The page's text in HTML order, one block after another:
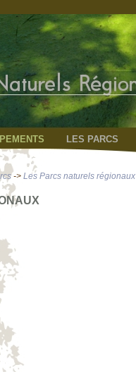
LES PARCS
-> Les Parcs naturels régionaux